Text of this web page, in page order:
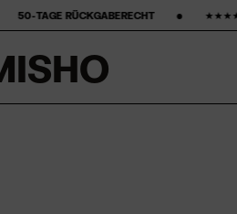
•‎ ‎ ‎ ‎ ‎ ‎ ‎ ‎ ★★★★★ STARS AUF
ISHO